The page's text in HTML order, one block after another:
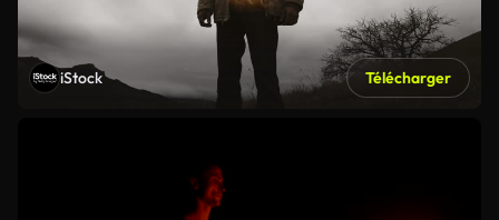
iStock Télécharger